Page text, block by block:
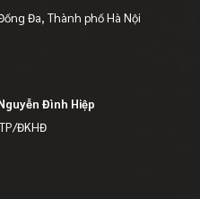
Đa, Thành phố Hà Nội
Đình Hiệp
ĐKHĐ